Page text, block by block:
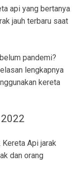
api yang bertanya
jauh terbaru saat
pandemi?
lengkapnya
kereta
Api jarak
dan orang